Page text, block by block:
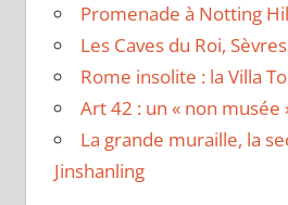
Promenade à Notting
Les Caves du Roi, Sèvres
Rome insolite : la Villa
Art 42 : un « non musée
La grande muraille, la
Jinshanling